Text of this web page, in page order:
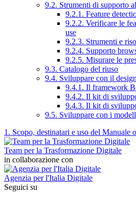
9.2. Strumenti di supporto
9.2.1. Feature
9.2.2. Verificare le
use
9.2.3. Strumenti e
9.2.4. Supporto
9.2.5. Misurare le
9.3. Catalogo del riuso
9.4. Sviluppare con il
9.4.1. Il framework
9.4.2. Il kit di
9.4.3. Il kit di
9.5. Sviluppare con i
1. Scopo, destinatari e uso del Manuale
Team per la Trasformazione Digitale
in collaborazione con
Agenzia per l'Italia Digitale
Seguici su